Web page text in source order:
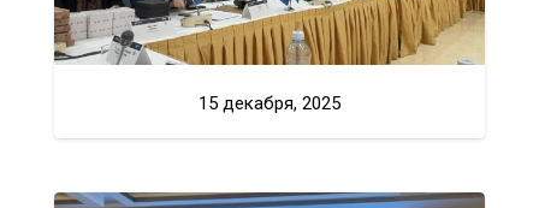
15 декабря, 2025